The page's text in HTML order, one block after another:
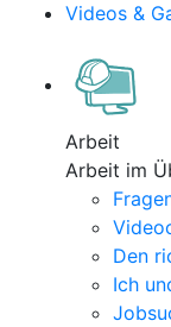
Videos &
Arbeit
Arbeit im
Den
Ich